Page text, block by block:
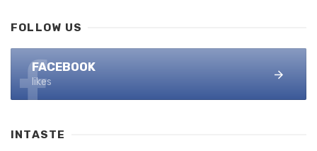
FOLLOW US
FACEBOOK
likes
INTASTE